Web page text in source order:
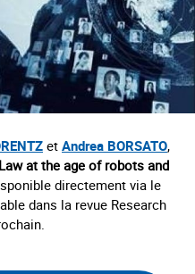
et Andrea BORSATO,
at the age of robots and
directement via le
dans la revue Research